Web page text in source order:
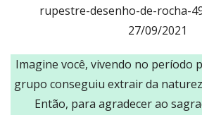
rupestre-desenho-de-rocha-
27/09/2021
Imagine você, vivendo no período
grupo conseguiu extrair da
Então, para agradecer ao